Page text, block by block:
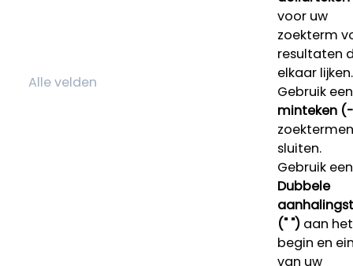
voor uw
zoekterm
resultaten
elkaar lijken.
Gebruik een
minteken
sluiten.
Gebruik een
Dubbele
(" ")aan het
begin en
van uw